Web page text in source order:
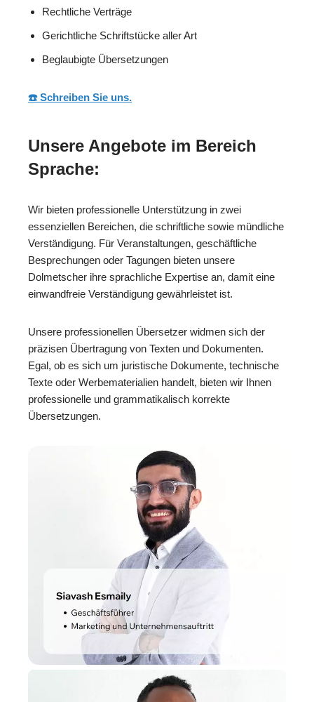
Rechtliche Verträge
Gerichtliche Schriftstücke aller Art
Beglaubigte Übersetzungen
☎️ Schreiben Sie uns.
Unsere Angebote im Bereich
Sprache:
Wir bieten professionelle Unterstützung in zwei
essenziellen Bereichen, die schriftliche sowie mündliche
Verständigung. Für Veranstaltungen, geschäftliche
Besprechungen oder Tagungen bieten unsere
Dolmetscher ihre sprachliche Expertise an, damit eine
einwandfreie Verständigung gewährleistet ist.
Unsere professionellen Übersetzer widmen sich der
präzisen Übertragung von Texten und Dokumenten.
Egal, ob es sich um juristische Dokumente, technische
Texte oder Werbematerialien handelt, bieten wir Ihnen
professionelle und grammatikalisch korrekte
Übersetzungen.